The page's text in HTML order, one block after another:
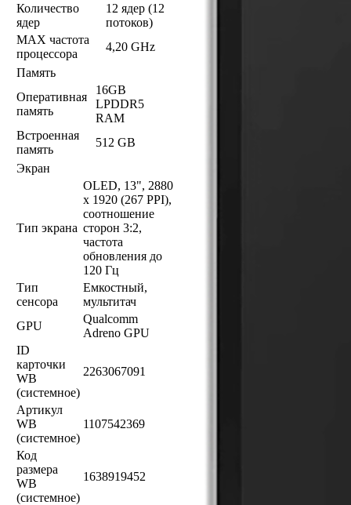
Количество
ядер
12 ядер (12
потоков)
MAX частота
процессора
4,20 GHz
Память
Оперативная
память
16GB
LPDDR5
RAM
Встроенная
память
512 GB
Экран
Тип экрана
OLED, 13", 2880
x 1920 (267 PPI),
соотношение
сторон 3:2,
частота
обновления до
120 Гц
Тип
сенсора
Емкостный,
мультитач
GPU
Qualcomm
Adreno GPU
ID
карточки
WB
(системное)
2263067091
Артикул
WB
(системное)
1107542369
Код
размера
WB
(системное)
1638919452